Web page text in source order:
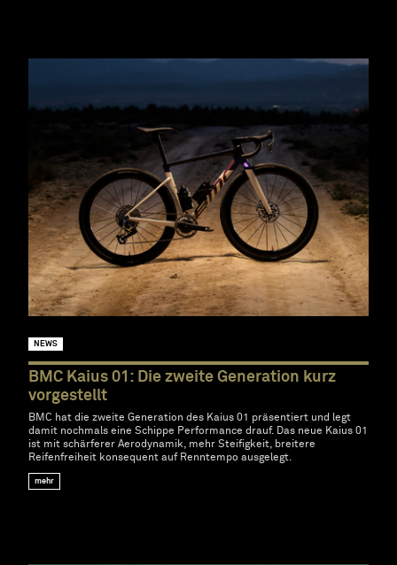
NEWS
BMC Kaius 01: Die zweite Generation kurz
vorgestellt
BMC hat die zweite Generation des Kaius 01 präsentiert und legt
damit nochmals eine Schippe Performance drauf. Das neue Kaius 01
ist mit schärferer Aerodynamik, mehr Steifigkeit, breitere
Reifenfreiheit konsequent auf Renntempo ausgelegt.
mehr